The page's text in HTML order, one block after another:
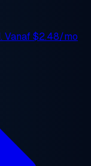
Vanaf$2.48/mo